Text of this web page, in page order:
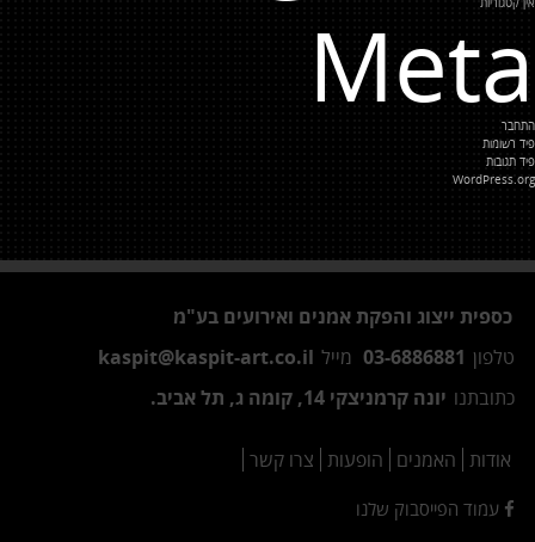
Meta
התחבר
פיד רשומות
פיד תגובות
WordPress.org
כספית ייצוג והפקת אמנים ואירועים בע"מ
טלפון 03-6886881 מייל kaspit@kaspit-art.co.il
כתובתנו יונה קרמניצקי 14, קומה ג, תל אביב.
אודות האמנים הופעות צרו קשר
עמוד הפייסבוק שלנו